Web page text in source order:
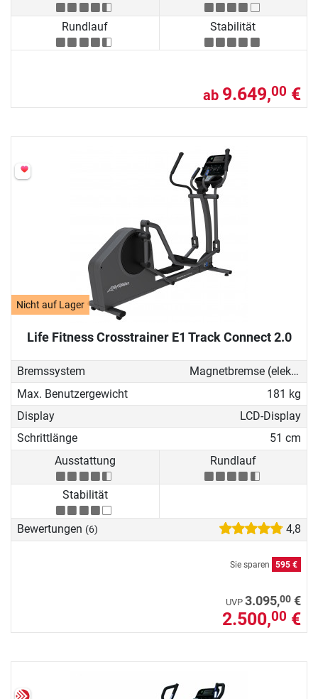
Rundlauf Stabilität
ab 9.649,00 €
Nicht auf Lager
Life Fitness Crosstrainer E1 Track Connect 2.0
Bremssystem
Magnetbremse (elektronisch)
Max. Benutzergewicht
181 kg
Display
LCD-Display
Schrittlänge
51 cm
Ausstattung
Rundlauf
Stabilität
Bewertungen (6) 4,8
Sie sparen 595 €
UVP 3.095,00 €
2.500,00 €